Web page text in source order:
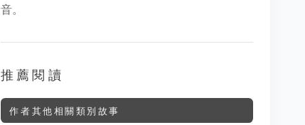
音。
推薦閱讀
作者其他相關類別故事